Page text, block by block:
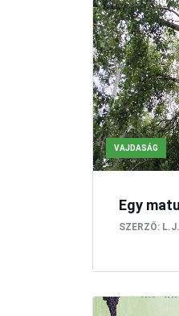
VAJDASÁG
Egy
SZERZŐ: L.J.